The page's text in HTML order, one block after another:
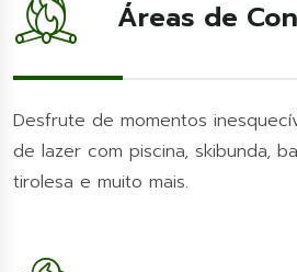
Áreas de
Desfrute de momentos
de lazer com piscina, skibunda,
tirolesa e muito mais.